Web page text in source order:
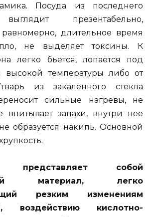
Посуда из последнего
презентабельно,
равномерно, длительное время
не выделяет токсины. К
легко бьется, лопается под
высокой температуры либо от
из закаленного стекла
сильные нагревы, не
впитывает запахи, внутри нее
образуется накипь. Основной
представляет собой
материал, легко
резким изменениям
воздействию кислотно-